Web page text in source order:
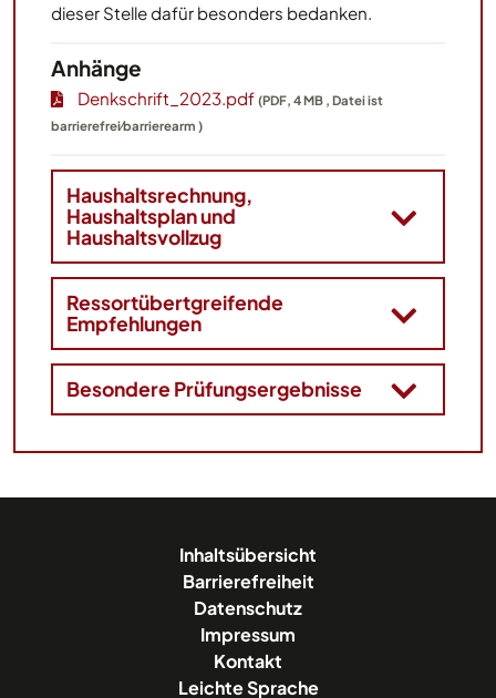
dieser Stelle dafür besonders bedanken.
Anhänge
Denkschrift_2023.pdf (PDF, 4 MB , Datei ist
barrierefrei⁄barrierearm )
Haushaltsrechnung,
Haushaltsplan und
Haushaltsvollzug
Ressortübertgreifende
Empfehlungen
Besondere Prüfungsergebnisse
Inhaltsübersicht
Barrierefreiheit
Datenschutz
Impressum
Kontakt
Leichte Sprache